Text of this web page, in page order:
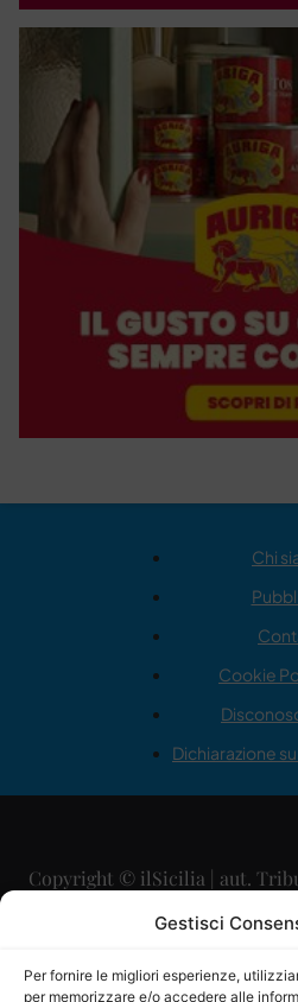
Gestisci
Per fornire le migliori esperienze,
per memorizzare e/o accedere alle
Chi
Cookie
Dichiarazione
Copyright © ilSicilia | aut.
29/09/